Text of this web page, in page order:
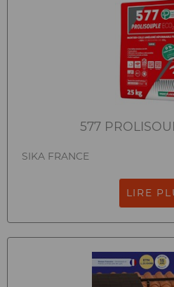
577
SIKA FRANCE
LIRE